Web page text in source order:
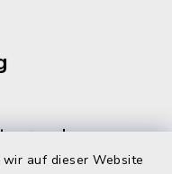
auf dieser Website
nur nach
04384 5979-